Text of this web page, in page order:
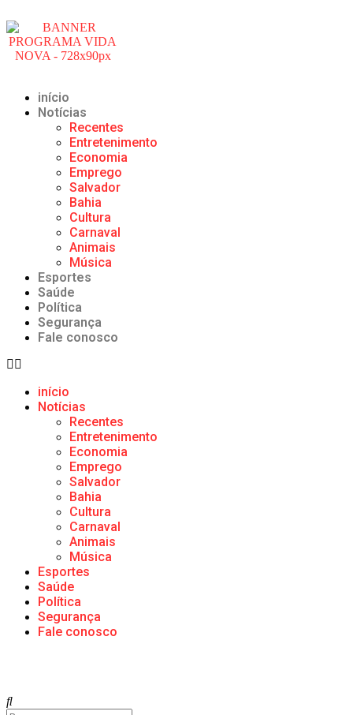
início
Notícias
Recentes
Entretenimento
Economia
Emprego
Salvador
Bahia
Cultura
Carnaval
Animais
Música
Esportes
Saúde
Política
Segurança
Fale conosco
início
Notícias
Recentes
Entretenimento
Economia
Emprego
Salvador
Bahia
Cultura
Carnaval
Animais
Música
Esportes
Saúde
Política
Segurança
Fale conosco